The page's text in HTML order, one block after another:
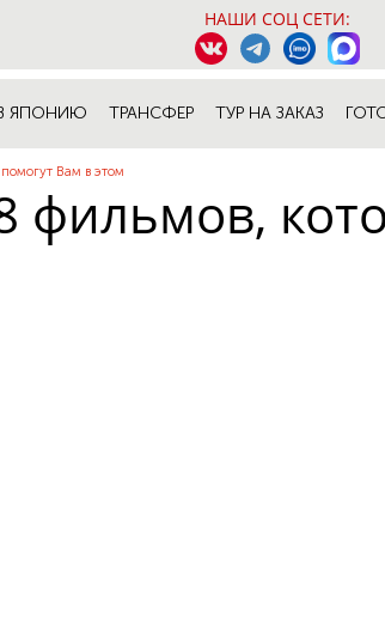
НАШИ СОЦ СЕТИ:
ЯПОНИЮ ТРАНСФЕР ТУР НА ЗАКАЗ
Вам в этом
фильмов,